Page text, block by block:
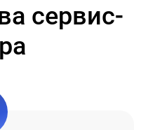
сервис-